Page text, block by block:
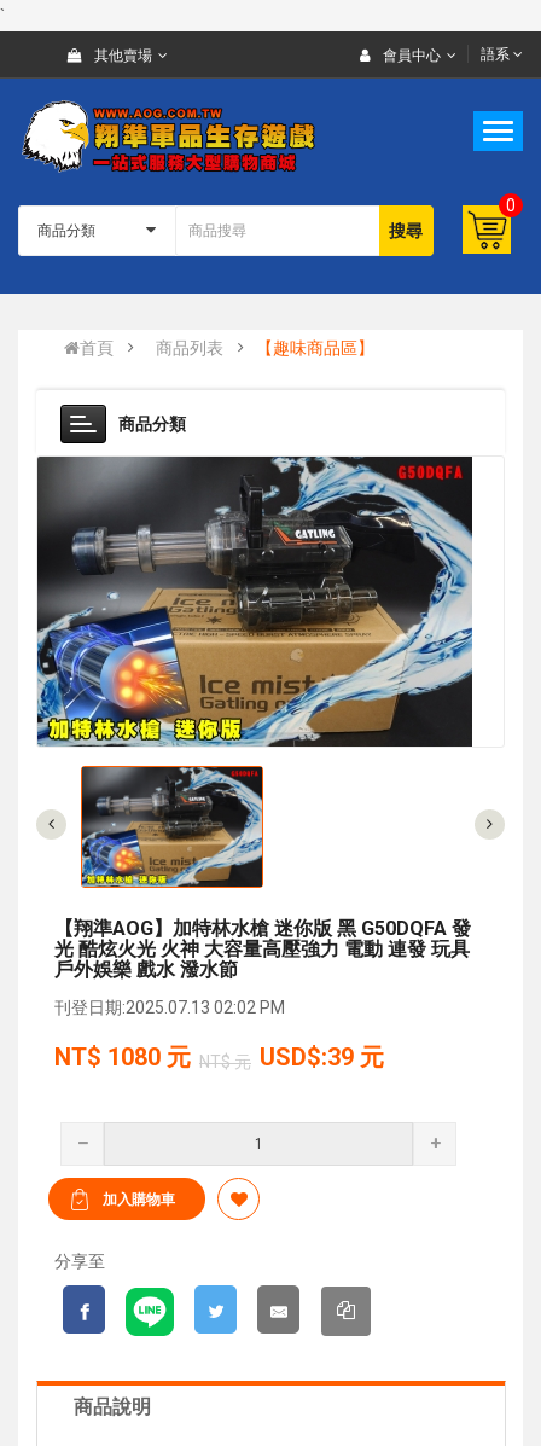
`
其他賣場 會員中心 語系
搜尋
0
首頁 商品列表 【趣味商品區】
商品分類
【翔準AOG】加特林水槍 迷你版 黑 G50DQFA 發
光 酷炫火光 火神 大容量高壓強力 電動 連發 玩具
戶外娛樂 戲水 潑水節
刊登日期:2025.07.13 02:02 PM
NT$ 1080 元 NT$ 元 USD$:39 元
分享至
商品說明